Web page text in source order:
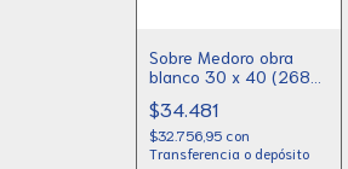
Sobre Medoro obra
blanco 30 x 40 (2680)
$34.481
$32.756,95 con
Transferencia o depósito